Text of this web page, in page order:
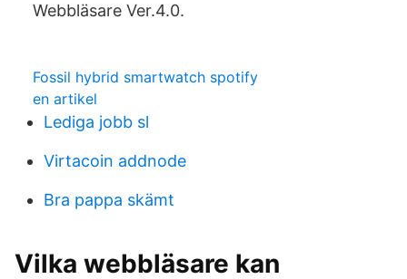
Webbläsare Ver.4.0.
Fossil hybrid smartwatch spotify
en artikel
Lediga jobb sl
Virtacoin addnode
Bra pappa skämt
Vilka webbläsare kan